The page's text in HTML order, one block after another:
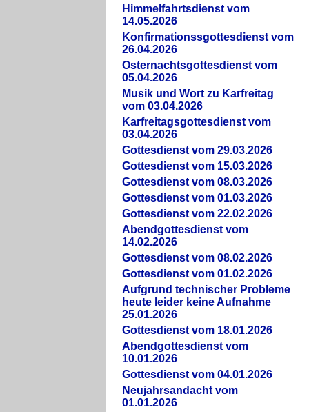
Himmelfahrtsdienst vom
14.05.2026
Konfirmationssgottesdienst vom
26.04.2026
Osternachtsgottesdienst vom
05.04.2026
Musik und Wort zu Karfreitag
vom 03.04.2026
Karfreitagsgottesdienst vom
03.04.2026
Gottesdienst vom 29.03.2026
Gottesdienst vom 15.03.2026
Gottesdienst vom 08.03.2026
Gottesdienst vom 01.03.2026
Gottesdienst vom 22.02.2026
Abendgottesdienst vom
14.02.2026
Gottesdienst vom 08.02.2026
Gottesdienst vom 01.02.2026
Aufgrund technischer Probleme
heute leider keine Aufnahme
25.01.2026
Gottesdienst vom 18.01.2026
Abendgottesdienst vom
10.01.2026
Gottesdienst vom 04.01.2026
Neujahrsandacht vom
01.01.2026